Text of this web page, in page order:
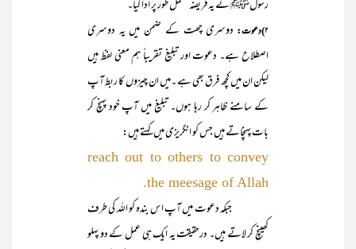
رسولﷺ نے یہ فریضہ مکمل طور پر ادا کیا۔
۲)دعوت:
دوسری چھت کے ضمن میں یہ دوسری
اصطلاح ہے۔ دعوت اور تبلیغ تقریباً ہم معنی لفظ ہیں
لیکن ان میں کچھ فرق بھی ہے ۔میں ان چیزوں کا ربط آپ
کے سامنے ظاہر کر رہا ہوں۔ تبلیغ میں آپ خود پہنچ کر
بات پہنچاتے ہیں جس کو انگریزی میں کہتے ہیں:
reach out to others to convey
the meesage of Allah.
جبکہ دعوت میں آپ اس بندہ کو اللہ کی طرف
کھینچ کر لاتے ہیں۔ درحقیقت یہ ایک ہی عمل کے دو پہلو